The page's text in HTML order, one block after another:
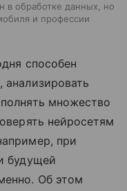
в обработке данных, но
и профессии
способен
множество
нейросетям
при
будущей
Об этом